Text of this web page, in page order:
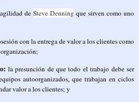
de Steve Denning que sirven como uno
con la entrega de valor a los clientes como
la presunción de que todo el trabajo debe ser
autoorganizados, que trabajan en ciclos
valor a los clientes; y